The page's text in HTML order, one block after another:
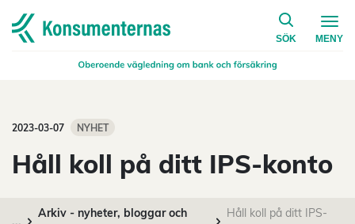
Navigera till startsidan
SÖK
på
MENY
2023-03-07 NYHET
Håll koll på ditt IPS-konto
Arkiv - nyheter, bloggar och
Håll koll på ditt IPS-